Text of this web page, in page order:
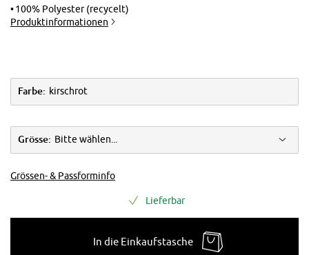
100% Polyester (recycelt)
Produktinformationen
Farbe: kirschrot
Grösse: Bitte wählen...
Grössen- & Passforminfo
Lieferbar
In die Einkaufstasche